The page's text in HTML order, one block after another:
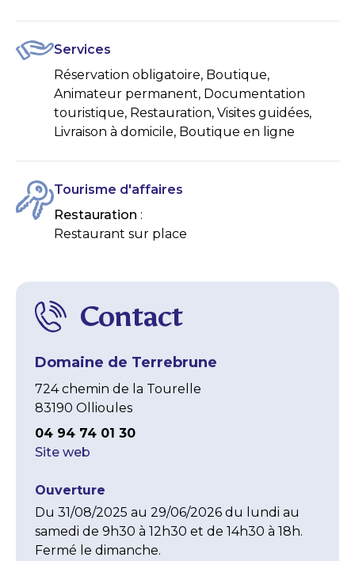
Services
Réservation obligatoire, Boutique,
Animateur permanent, Documentation
touristique, Restauration, Visites guidées,
Livraison à domicile, Boutique en ligne
Tourisme d'affaires
Restauration :
Restaurant sur place
Contact
Domaine de Terrebrune
724 chemin de la Tourelle
83190 Ollioules
04 94 74 01 30
Site web
Ouverture
Du 31/08/2025 au 29/06/2026 du lundi au
samedi de 9h30 à 12h30 et de 14h30 à 18h.
Fermé le dimanche.